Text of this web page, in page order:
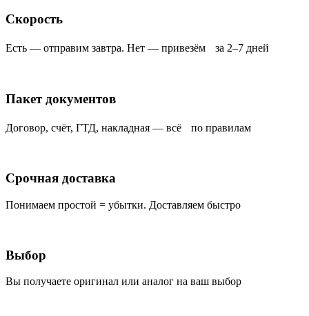
Скорость
Есть — отправим завтра. Нет — привезём за 2–7 дней
Пакет документов
Договор, счёт, ГТД, накладная — всё по правилам
Срочная доставка
Понимаем простой = убытки. Доставляем быстро
Выбор
Вы получаете оригинал или аналог на ваш выбор